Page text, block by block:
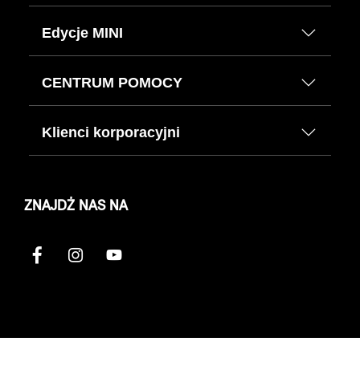
Edycje MINI
CENTRUM POMOCY
Klienci korporacyjni
ZNAJDŹ NAS NA